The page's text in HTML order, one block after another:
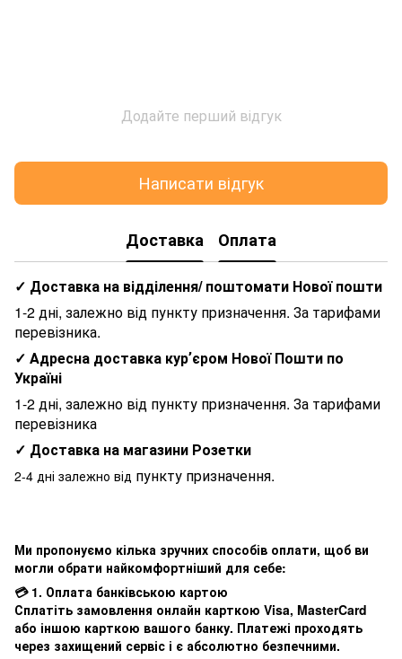
Додайте перший відгук
Написати відгук
Доставка Оплата
✓ Доставка на відділення/ поштомати Нової пошти
1-2 дні, залежно від пункту призначення. За тарифами
перевізника.
✓ Адресна доставка курʼєром Нової Пошти по
Україні
1-2 дні, залежно від пункту призначення. За тарифами
перевізника
✓ Доставка на магазини Розетки
2-4 дні залежно від пункту призначення.
Ми пропонуємо кілька зручних способів оплати, щоб ви
могли обрати найкомфортніший для себе:
💳 1. Оплата банківською картою
Сплатіть замовлення онлайн карткою Visa, MasterCard
або іншою карткою вашого банку. Платежі проходять
через захищений сервіс і є абсолютно безпечними.